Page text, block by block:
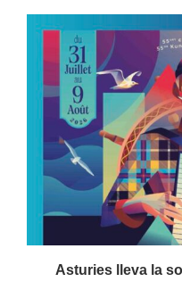
Asturies lleva la